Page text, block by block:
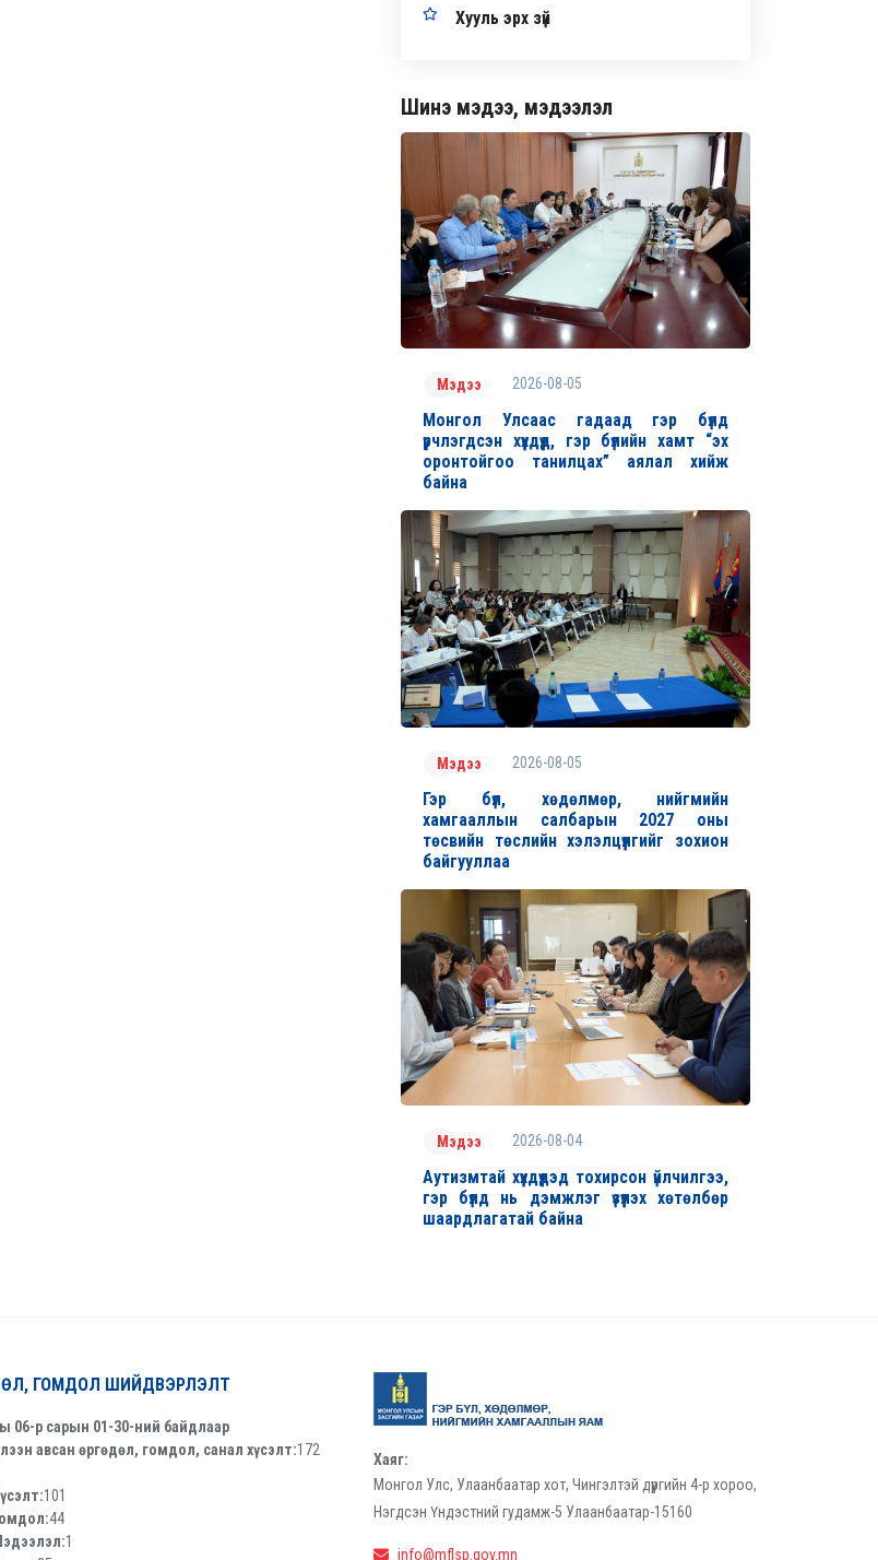
Хууль эрх зүй
Шинэ мэдээ, мэдээлэл
Мэдээ 2026-08-05
Монгол Улсаас гадаад гэр бүлд
үрчлэгдсэн хүүхдүүд, гэр бүлийн хамт “эх
оронтойгоо танилцах” аялал хийж
байна
Мэдээ 2026-08-05
Гэр бүл, хөдөлмөр, нийгмийн
хамгааллын салбарын 2027 оны
төсвийн төслийн хэлэлцүүлгийг зохион
байгууллаа
Мэдээ 2026-08-04
Аутизмтай хүүхдүүдэд тохирсон үйлчилгээ,
гэр бүлд нь дэмжлэг үзүүлэх хөтөлбөр
шаардлагатай байна
ГОМДОЛ ШИЙДВЭРЛЭЛТ
06-р сарын 01-30-ний байдлаар
авсан өргөдөл, гомдол, санал хүсэлт:172
101
44
1
Хаяг:
Монгол Улс, Улаанбаатар хот, Чингэлтэй дүүргийн 4-р хороо,
Нэгдсэн Үндэстний гудамж-5 Улаанбаатар-15160
info@mflsp.gov.mn